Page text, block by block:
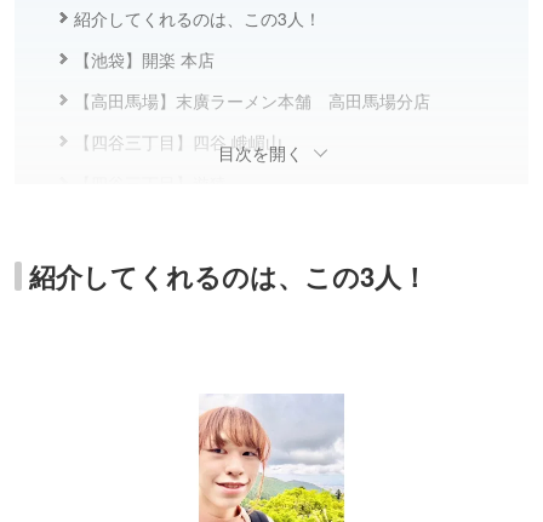
紹介してくれるのは、この3人！
【池袋】開楽 本店
【高田馬場】末廣ラーメン本舗 高田馬場分店
【四谷三丁目】四谷 峨嵋山
【飯田橋】中国四川料理 芝蘭
【恵比寿】恵比寿 大龍軒
【北参道】紫金飯店
【神保町】キッチン きらく
【赤坂】中国料理 かおたん
目次を開く
紹介してくれるのは、この3人！